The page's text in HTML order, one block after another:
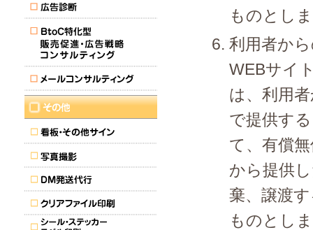
ものとし
利用者か
WEBサイ
は、利用
で提供す
て、有償
から提供
棄、譲渡
ものとし